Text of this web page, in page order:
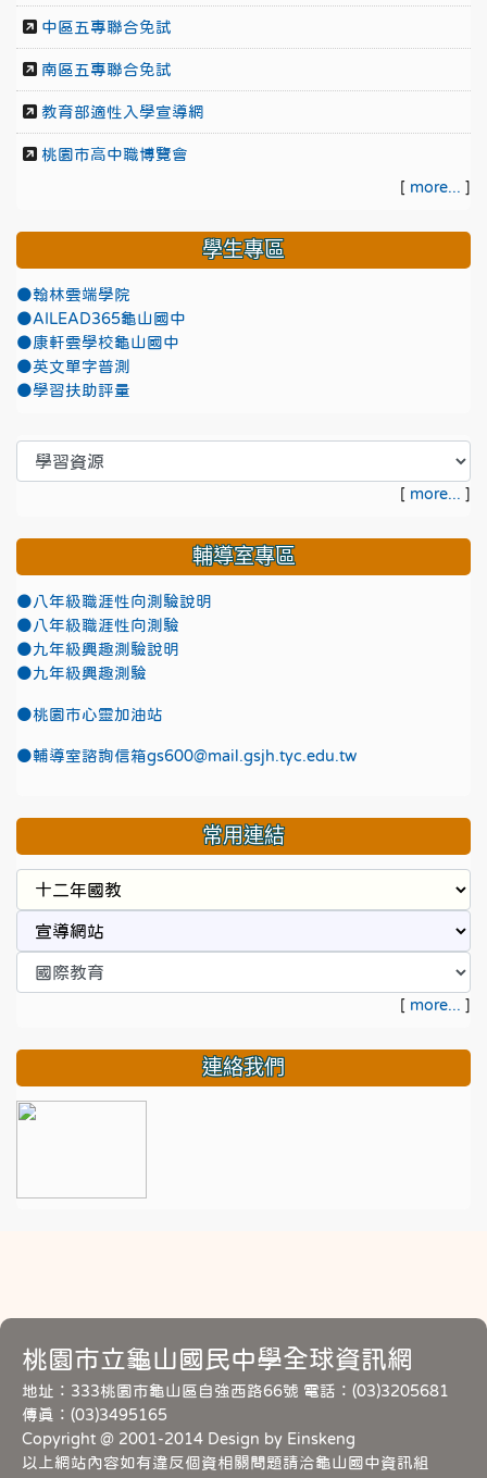
中區五專聯合免試
南區五專聯合免試
教育部適性入學宣導網
桃園市高中職博覽會
[ more... ]
學生專區
●翰林雲端學院
●AILEAD365龜山國中
●康軒雲學校龜山國中
●英文單字普測
●學習扶助評量
[ more... ]
輔導室專區
●八年級職涯性向測驗說明
●八年級職涯性向測驗
●九年級興趣測驗說明
●九年級興趣測驗
●桃園市心靈加油站
●輔導室諮詢信箱gs600@mail.gsjh.tyc.edu.tw
常用連結
[ more... ]
連絡我們
桃園市立龜山國民中學全球資訊網
地址：333桃園市龜山區自強西路66號 電話：(03)3205681
傳真：(03)3495165
Copyright @ 2001-2014 Design by Einskeng
以上網站內容如有違反個資相關問題請洽龜山國中資訊組